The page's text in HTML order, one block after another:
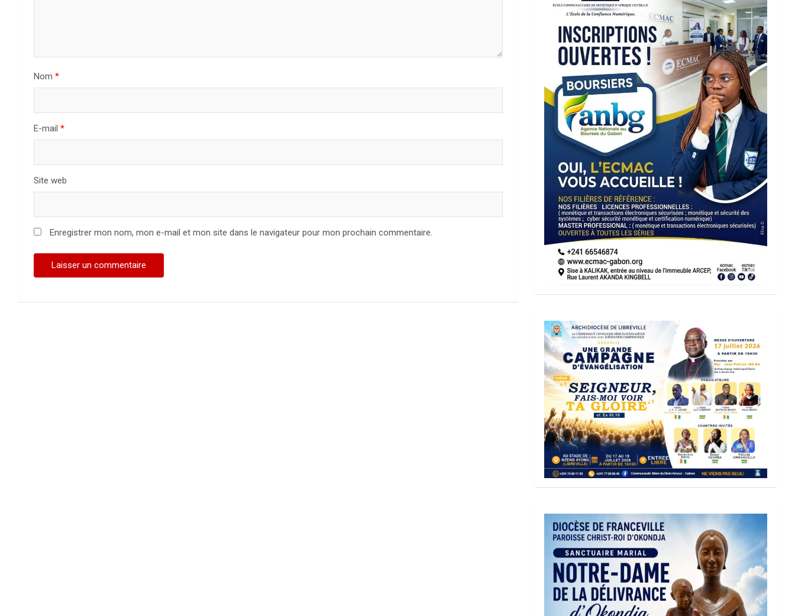
Nom *
E-mail *
Site web
Enregistrer mon nom, mon e-mail et mon site dans le navigateur pour mon prochain commentaire.